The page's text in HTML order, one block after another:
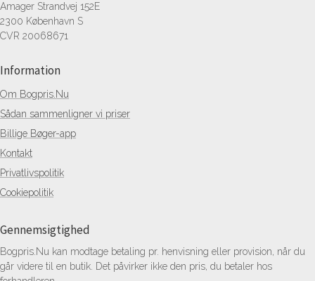
Amager Strandvej 152E
2300 København S
CVR 20068671
Information
Om Bogpris.Nu
Sådan sammenligner vi priser
Billige Bøger-app
Kontakt
Privatlivspolitik
Cookiepolitik
Gennemsigtighed
Bogpris.Nu kan modtage betaling pr. henvisning eller provision, når du
går videre til en butik. Det påvirker ikke den pris, du betaler hos